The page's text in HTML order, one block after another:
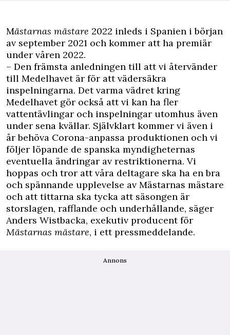
Mästarnas mästare 2022 inleds i Spanien i början
av september 2021 och kommer att ha premiär
under våren 2022.
– Den främsta anledningen till att vi återvänder
till Medelhavet är för att vädersäkra
inspelningarna. Det varma vädret kring
Medelhavet gör också att vi kan ha fler
vattentävlingar och inspelningar utomhus även
under sena kvällar. Självklart kommer vi även i
år behöva Corona-anpassa produktionen och vi
följer löpande de spanska myndigheternas
eventuella ändringar av restriktionerna. Vi
hoppas och tror att våra deltagare ska ha en bra
och spännande upplevelse av Mästarnas mästare
och att tittarna ska tycka att säsongen är
storslagen, rafflande och underhållande, säger
Anders Wistbacka, exekutiv producent för
Mästarnas mästare, i ett pressmeddelande.
Annons